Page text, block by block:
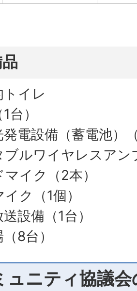
トイレ
台）
発電設備（蓄電池）
ブルワイヤレスアン
イク（2本）
ク（1個）
設備（1台）
8台）
ュニティ協議会